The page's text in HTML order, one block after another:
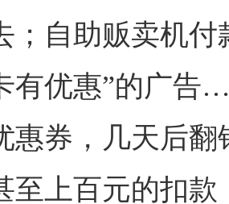
；自助贩卖机
有优惠”的广
惠券，几天后
至上百元的扣